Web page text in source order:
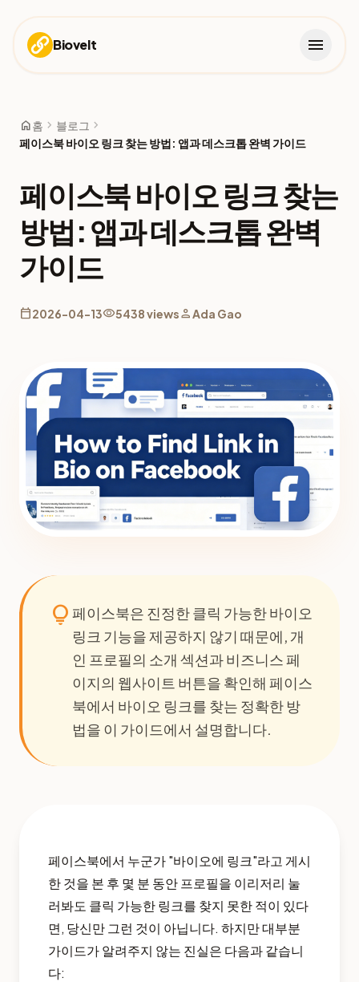
Biovelt menu
home홈 chevron_right 블로그 chevron_right
페이스북 바이오 링크 찾는 방법: 앱과 데스크톱 완벽 가이드
페이스북 바이오 링크 찾는
방법: 앱과 데스크톱 완벽
가이드
calendar_today2026-04-13visibility5438 viewspersonAda Gao
lightbulb 페이스북은 진정한 클릭 가능한 바이오
링크 기능을 제공하지 않기 때문에, 개
인 프로필의 소개 섹션과 비즈니스 페
이지의 웹사이트 버튼을 확인해 페이스
북에서 바이오 링크를 찾는 정확한 방
법을 이 가이드에서 설명합니다.
페이스북에서 누군가 "바이오에 링크"라고 게시
한 것을 본 후 몇 분 동안 프로필을 이리저리 눌
러봐도 클릭 가능한 링크를 찾지 못한 적이 있다
면, 당신만 그런 것이 아닙니다. 하지만 대부분
가이드가 알려주지 않는 진실은 다음과 같습니
다: